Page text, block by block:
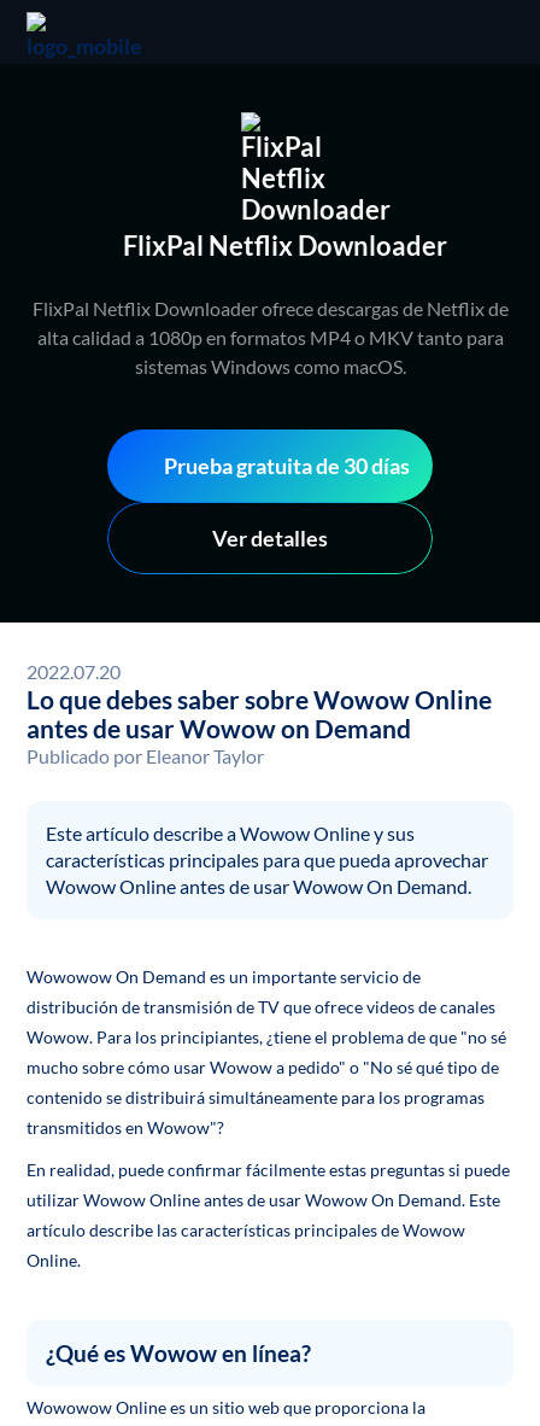
FlixPal Netflix Downloader
FlixPal Netflix Downloader ofrece descargas de Netflix de
alta calidad a 1080p en formatos MP4 o MKV tanto para
sistemas Windows como macOS.
Prueba gratuita de 30 días
Ver detalles
2022.07.20
Lo que debes saber sobre Wowow Online
antes de usar Wowow on Demand
Publicado por Eleanor Taylor
Este artículo describe a Wowow Online y sus
características principales para que pueda aprovechar
Wowow Online antes de usar Wowow On Demand.
Wowowow On Demand es un importante servicio de
distribución de transmisión de TV que ofrece videos de canales
Wowow. Para los principiantes, ¿tiene el problema de que "no sé
mucho sobre cómo usar Wowow a pedido" o "No sé qué tipo de
contenido se distribuirá simultáneamente para los programas
transmitidos en Wowow"?
En realidad, puede confirmar fácilmente estas preguntas si puede
utilizar Wowow Online antes de usar Wowow On Demand. Este
artículo describe las características principales de Wowow
Online.
¿Qué es Wowow en línea?
Wowowow Online es un sitio web que proporciona la